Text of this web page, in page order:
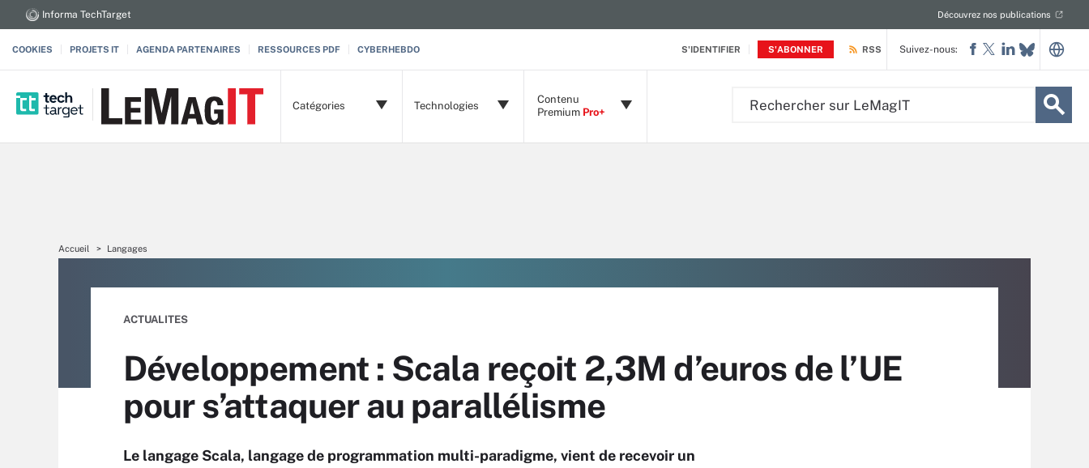
S'IDENTIFIER S'ABONNER
Informa TechTarget Découvrez nos publications
COOKIES PROJETS IT AGENDA PARTENAIRES RESSOURCES PDF CYBERHEBDO RSS
Catégories Technologies
Contenu
Premium Pro+
Suivez-nous:
Accueil Langages
ACTUALITES
Développement : Scala reçoit 2,3M d’euros de l’UE
pour s’attaquer au parallélisme
Le langage Scala, langage de programmation multi-paradigme, vient de recevoir un